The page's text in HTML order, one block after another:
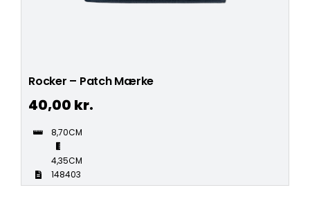
Rocker – Patch Mærke
40,00 kr.
8,70CM
4,35CM
148403